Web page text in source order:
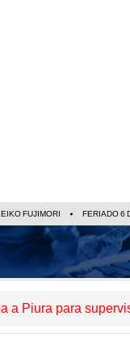
FUJIMORI FERIADO 6
a Piura para